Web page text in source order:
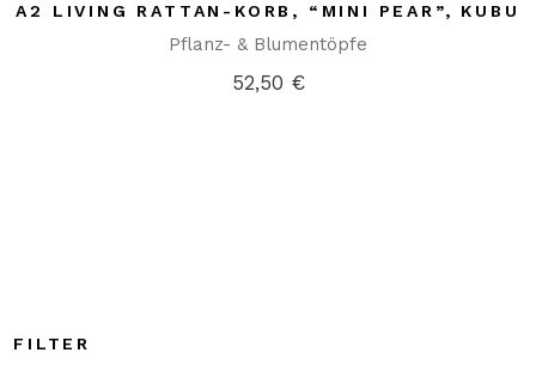
A2 LIVING RATTAN-KORB, “MINI PEAR”, KUBU
Pflanz- & Blumentöpfe
52,50 €
FILTER